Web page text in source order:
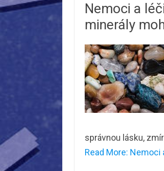
Nemoci a
minerály
správnou lásku,
Read More: